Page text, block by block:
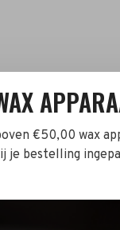
€50,00 wax
je bestelling